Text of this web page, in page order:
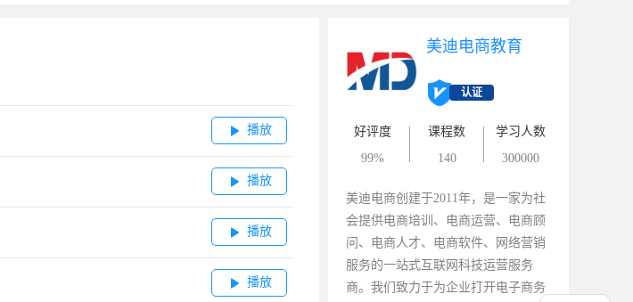
 播放
 播放
 播放
 播放
美迪电商教育
认证
好评度
99%
课程数
140
学习人数
300000
美迪电商创建于2011年，是一家为社
会提供电商培训、电商运营、电商顾
问、电商人才、电商软件、网络营销
服务的一站式互联网科技运营服务
商。我们致力于为企业打开电子商务